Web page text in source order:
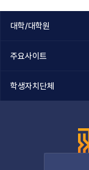
대학/대학원
주요사이트
학생자치단체